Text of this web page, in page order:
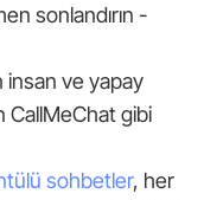
sonlandırın -
insan ve yapay
CallMeChat gibi
sohbetler, her